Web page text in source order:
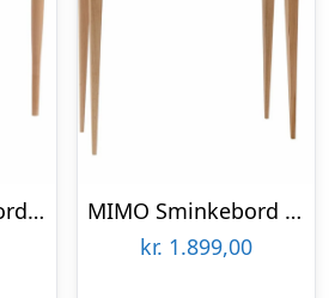
MAMO Sminkebord med spejl – 105x35cm Pink
MIMO Sminkebord med spejl – 105x35cm Marineblå
kr. 1.899,00